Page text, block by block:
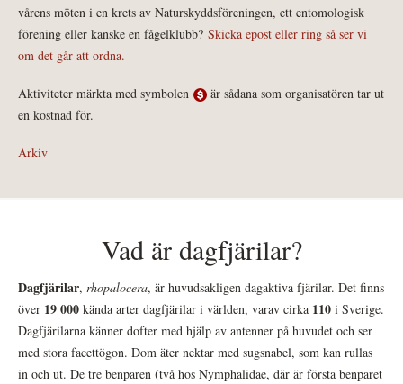
vårens möten i en krets av Naturskyddsföreningen, ett entomologisk
förening eller kanske en fågelklubb? Skicka epost eller ring så ser vi
om det går att ordna.
Aktiviteter märkta med symbolen
är sådana som organisatören tar ut
en kostnad för.
Arkiv
Vad är dagfjärilar?
Dagfjärilar, rhopalocera, är huvudsakligen dagaktiva fjärilar. Det finns
över 19 000 kända arter dagfjärilar i världen, varav cirka 110 i Sverige.
Dagfjärilarna känner dofter med hjälp av antenner på huvudet och ser
med stora facettögon. Dom äter nektar med sugsnabel, som kan rullas
in och ut. De tre benparen (två hos Nymphalidae, där är första benparet